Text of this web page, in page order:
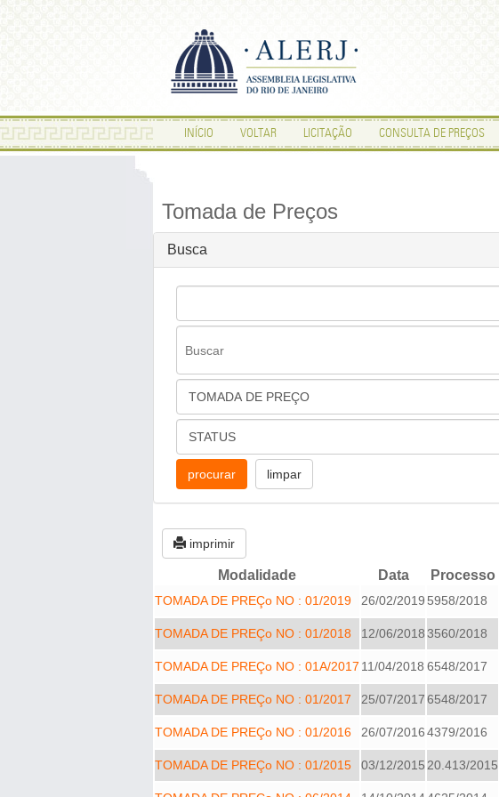
INÍCIO VOLTAR LICITAÇÃO CONSULTA DE PREÇOS
Tomada de Preços
Busca
imprimir
Modalidade Data Processo
TOMADA DE PREÇo NO : 01/2019 26/02/2019 5958/2018
TOMADA DE PREÇo NO : 01/2018 12/06/2018 3560/2018
TOMADA DE PREÇo NO : 01A/2017 11/04/2018 6548/2017
TOMADA DE PREÇo NO : 01/2017 25/07/2017 6548/2017
TOMADA DE PREÇo NO : 01/2016 26/07/2016 4379/2016
TOMADA DE PREÇo NO : 01/2015 03/12/2015 20.413/2015